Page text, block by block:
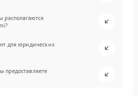
располагаются
для юридических
предоставляете